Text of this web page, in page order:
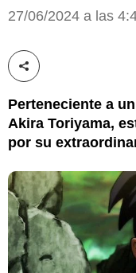
27/06/2024 a las
Compartir esta
Perteneciente a
Akira Toriyama,
por su